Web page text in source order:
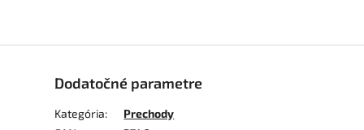
Dodatočné parametre
Kategória:
Prechody